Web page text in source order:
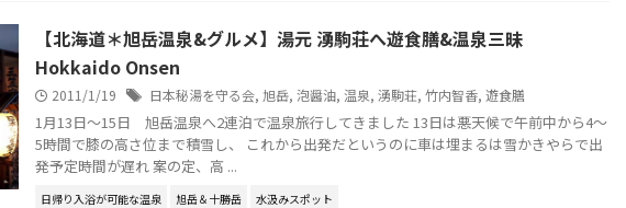
【北海道＊旭岳温泉&グルメ】湯元 湧駒荘へ遊食膳&温泉三昧
Hokkaido Onsen
2011/1/19 日本秘湯を守る会, 旭岳, 泡醤油, 温泉, 湧駒荘, 竹内智香, 遊食膳
1月13日～15日 旭岳温泉へ2連泊で温泉旅行してきました 13日は悪天候で午前中から4～
5時間で膝の高さ位まで積雪し、 これから出発だというのに車は埋まるは雪かきやらで出
発予定時間が遅れ 案の定、高 ...
日帰り入浴が可能な温泉 旭岳＆十勝岳 水汲みスポット